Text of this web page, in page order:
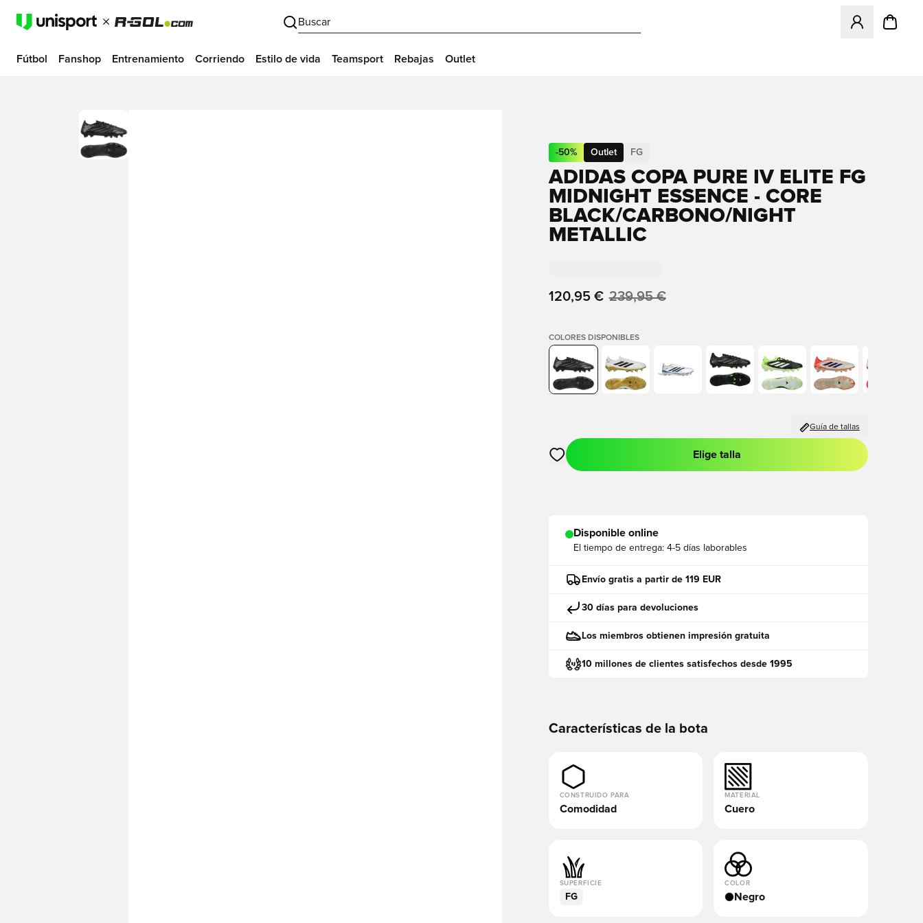
Buscar
Abre un modal
Fútbol Fanshop Entrenamiento Corriendo Estilo de vida Teamsport Rebajas Outlet
-50% Outlet FG
ADIDAS COPA PURE IV ELITE FG
MIDNIGHT ESSENCE - CORE
BLACK/CARBONO/NIGHT
METALLIC
120,95 € 239,95 €
COLORES DISPONIBLES
Guía de tallas
Abre un modal para iniciar sesión o registrarse como miembro
Elige talla
Disponible online
El tiempo de entrega: 4-5 días laborables
Envío gratis a partir de 119 EUR
30 días para devoluciones
Los miembros obtienen impresión gratuita
10 millones de clientes satisfechos desde 1995
Características de la bota
CONSTRUIDO PARA
Comodidad
MATERIAL
Cuero
SUPERFICIE
FG
COLOR
Negro